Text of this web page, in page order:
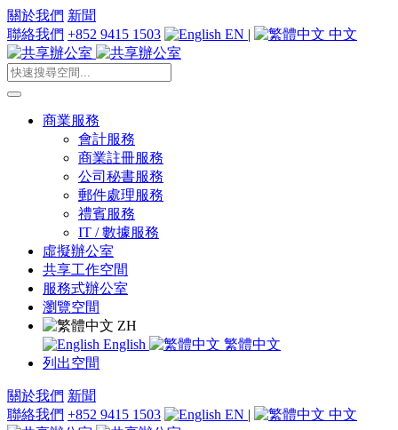
關於我們 新聞
聯絡我們 +852 9415 1503 EN | 中文
商業服務
會計服務
商業註冊服務
公司秘書服務
郵件處理服務
禮賓服務
IT / 數據服務
虛擬辦公室
共享工作空間
服務式辦公室
瀏覽空間
ZH
English
繁體中文
列出空間
關於我們 新聞
聯絡我們 +852 9415 1503 EN | 中文